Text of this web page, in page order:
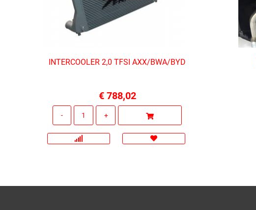
INTERCOOLER 2,0 TFSI AXX/BWA/BYD
€ 788,02